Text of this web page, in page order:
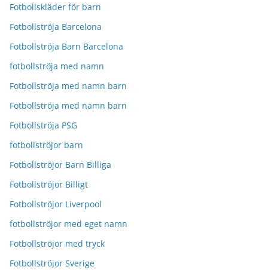
Fotbollskläder för barn
Fotbollströja Barcelona
Fotbollströja Barn Barcelona
fotbollströja med namn
Fotbollströja med namn barn
Fotbollströja med namn barn
Fotbollströja PSG
fotbollströjor barn
Fotbollströjor Barn Billiga
Fotbollströjor Billigt
Fotbollströjor Liverpool
fotbollströjor med eget namn
Fotbollströjor med tryck
Fotbollströjor Sverige